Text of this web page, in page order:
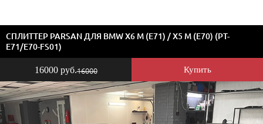
16000 руб.16000 Купить
СПЛИТТЕР PARSAN ДЛЯ BMW X6 M (E71) / X5 M (E70) (PT-
E71/E70-FS01)